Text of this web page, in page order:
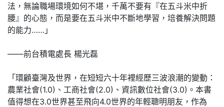
法，無論職場環境如何不堪，千萬不要有『在五斗米中折
腰』的心態，而是要在五斗米中不斷地學習，培養解決問題
的能力……」
——前台積電處長 楊光磊
「環顧臺灣及世界，在短短六十年裡經歷三波浪潮的變動：
農業社會(1.0)、工商社會(2.0)、資訊數位社會(3.0)。本書
值得想在3.0世界甚至飛向4.0世界的年輕聰明朋友，作為